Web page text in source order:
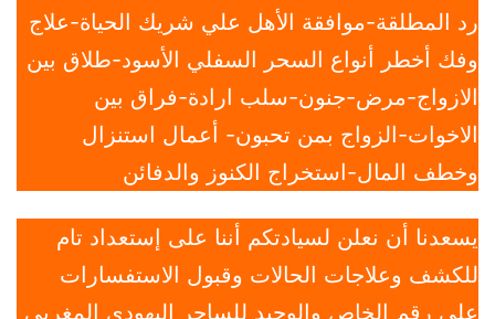
رد المطلقة-موافقة الأهل علي شريك الحياة-علاج
وفك أخطر أنواع السحر السفلي الأسود-طلاق بين
الازواج-مرض-جنون-سلب ارادة-فراق بين
الاخوات-الزواج بمن تحبون- أعمال استنزال
وخطف المال-استخراج الكنوز والدفائن
يسعدنا أن نعلن لسيادتكم أننا على إستعداد تام
للكشف وعلاجات الحالات وقبول الاستفسارات
علي رقم الخاص والوحيد للساحر اليهودي المغربي